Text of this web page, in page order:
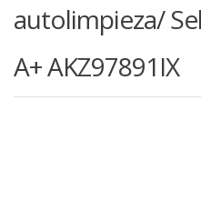
autolimpieza/
A+ AKZ97891IX